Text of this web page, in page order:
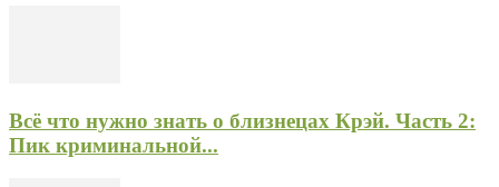
Всё что нужно знать о близнецах Крэй. Часть 2:
Пик криминальной...